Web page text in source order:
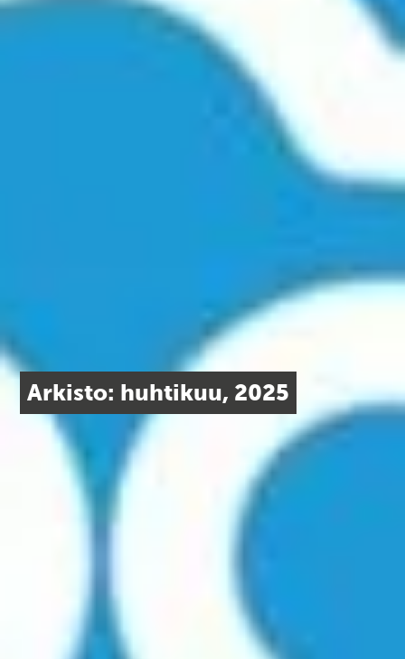
Arkisto: huhtikuu, 2025